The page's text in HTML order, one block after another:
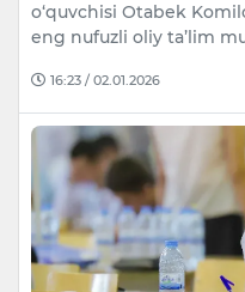
o‘quvchisi Otabek
eng nufuzli oliy ta’lim
16:23 / 02.01.2026